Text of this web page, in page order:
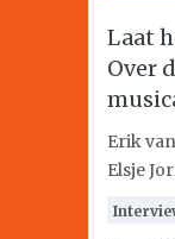
Laat
Over
Erik
Elsje